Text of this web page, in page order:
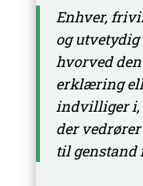
Enhver,
og
hvorved
erklæring
indvilliger i,
der
til genstand